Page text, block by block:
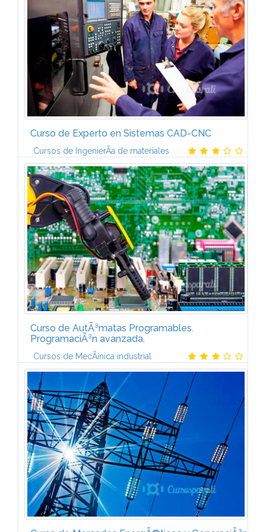
automatismo. CaptaciÃ³n de datos. ComunicaciÃ³n
hombre-automatismo. Contactores. Sistemas de...
Curso de Experto en Sistemas CAD-CNC
Cursos de IngenierÃ­a de materiales
El programa de Experto en Sistemas CAD-CNC estÃ¡
formado por 6 mÃ³dulos:MECÃNICA (6
ECTS)Conocimientos previos de trigonometrÃ­a.
Fuerzas. CÃ¡lculo vectorial. Momentos. Centros de...
Curso de AutÃ³matas Programables.
ProgramaciÃ³n avanzada.
Cursos de MecÃ¡nica industrial
1. OPERACIONES DE SALTO Y CONTROL DE
PROGRAMAOperaciones de salto incondicional.
Operaciones de salto condicional en funciÃ³n del
RLO. Operaciones de salto condicional, en...